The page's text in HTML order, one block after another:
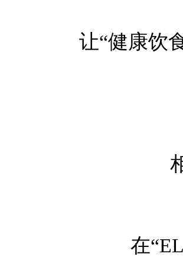
让“健康饮
在